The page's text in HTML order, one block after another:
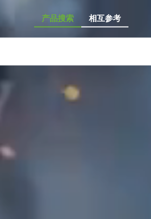
产品搜索 相互参考